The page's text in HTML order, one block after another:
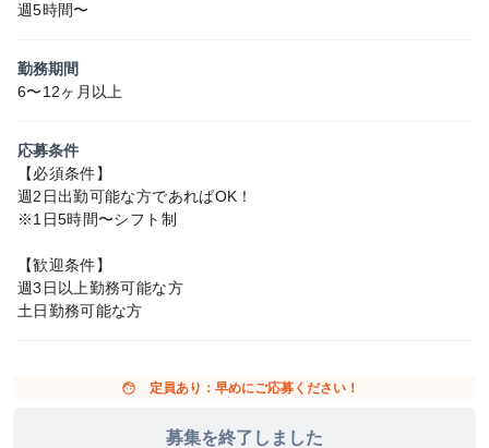
週5時間〜
勤務期間
6〜12ヶ月以上
応募条件
【必須条件】
週2日出勤可能な方であればOK！
※1日5時間〜シフト制
【歓迎条件】
週3日以上勤務可能な方
土日勤務可能な方
face 定員あり：早めにご応募ください！
募集を終了しました